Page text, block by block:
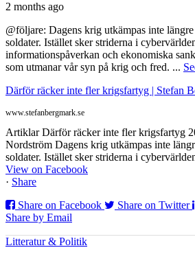
2 months ago
@följare: Dagens krig utkämpas inte
soldater. Istället sker striderna i
informationspåverkan och ekonomiska
som utmanar vår syn på krig och fred. ...
Därför räcker inte fler krigsfartyg | Stefan
www.stefanbergmark.se
Artiklar Därför räcker inte fler krigsfartyg
Nordström Dagens krig utkämpas inte
soldater. Istället sker striderna i
View on Facebook
· Share
Share on Facebook
Share on Twitter
Share by Email
Litteratur & Politik